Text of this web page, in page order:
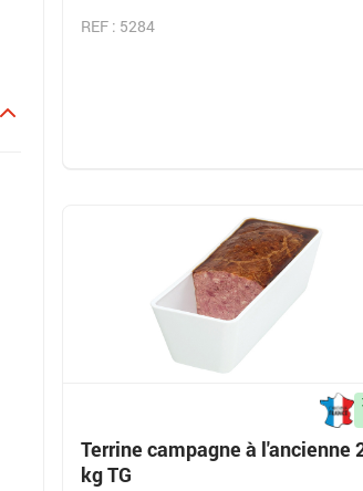
REF : 5284
Terrine campagne à l'ancienne
kg TG